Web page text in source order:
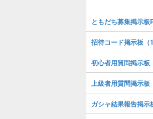
ともだち募集掲示板
招待コード掲示板（
初心者用質問掲示板
上級者用質問掲示板
ガシャ結果報告掲示